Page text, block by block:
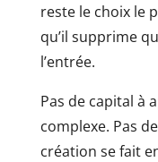
reste le choix le
qu’il supprime
l’entrée.
Pas de capital à
complexe. Pas
création se fait